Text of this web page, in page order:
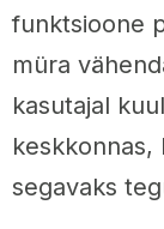
funktsioone
müra
kasutajal
keskkonnas,
segavaks